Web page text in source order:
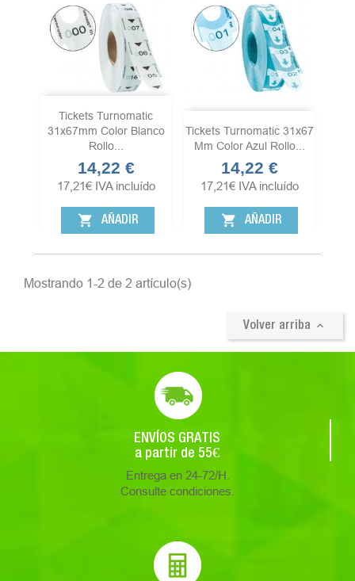
Tickets Turnomatic
31x67mm Color Blanco
Rollo...
Precio
14,22 €
17,21€ IVA incluído
shopping_cart AÑADIR
Tickets Turnomatic 31x67
Mm Color Azul Rollo...
Precio
14,22 €
17,21€ IVA incluído
shopping_cart AÑADIR
Mostrando 1-2 de 2 artículo(s)
Volver arriba 
ENVÍOS GRATIS
a partir de 55€
Entrega en 24-72/H.
Consulte condiciones.